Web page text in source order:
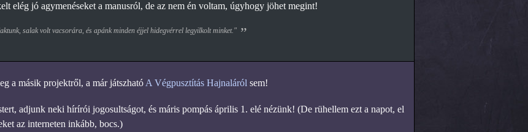
elég jó agymenéseket a manusról, de az nem én voltam, úgyhogy jöhet megint!
salak volt vacsorára, és apánk minden éjjel hidegvérrel legyilkolt minket."
a másik projektről, a már játszható A Végpusztítás Hajnaláról sem!
adjunk neki hírírói jogosultságot, és máris pompás április 1. elé nézünk! (De rühellem ezt a napot, el
az interneten inkább, bocs.)